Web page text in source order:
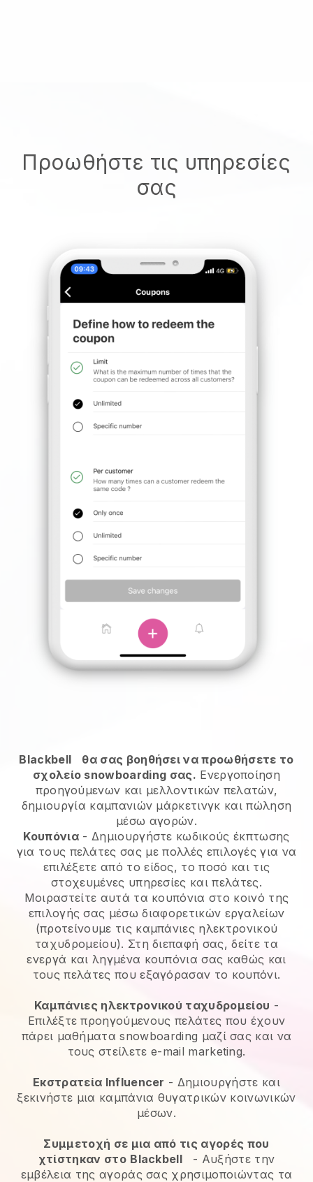
Προωθήστε τις υπηρεσίες
σας
Blackbell
θα σας βοηθήσει να προωθήσετε το
σχολείο snowboarding σας. Ενεργοποίηση
προηγούμενων και μελλοντικών πελατών,
δημιουργία καμπανιών μάρκετινγκ και πώληση
μέσω αγορών.
Κουπόνια - Δημιουργήστε κωδικούς έκπτωσης
για τους πελάτες σας με πολλές επιλογές για να
επιλέξετε από το είδος, το ποσό και τις
στοχευμένες υπηρεσίες και πελάτες.
Μοιραστείτε αυτά τα κουπόνια στο κοινό της
επιλογής σας μέσω διαφορετικών εργαλείων
(προτείνουμε τις καμπάνιες ηλεκτρονικού
ταχυδρομείου). Στη διεπαφή σας, δείτε τα
ενεργά και ληγμένα κουπόνια σας καθώς και
τους πελάτες που εξαγόρασαν το κουπόνι.
Καμπάνιες ηλεκτρονικού ταχυδρομείου -
Επιλέξτε προηγούμενους πελάτες που έχουν
πάρει μαθήματα snowboarding μαζί σας και να
τους στείλετε e-mail marketing.
Εκστρατεία Influencer - Δημιουργήστε και
ξεκινήστε μια καμπάνια θυγατρικών κοινωνικών
μέσων.
Συμμετοχή σε μια από τις αγορές που
χτίστηκαν στο Blackbell - Αυξήστε την
εμβέλεια της αγοράς σας χρησιμοποιώντας τα